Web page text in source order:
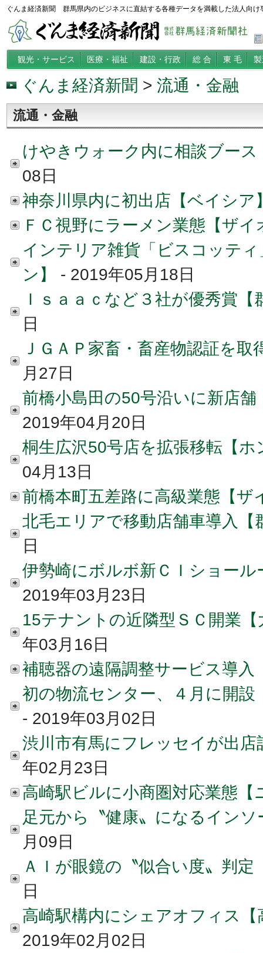
ぐんま経済新聞 群馬県内のビジネスに直結する各種データを満載した法人向け
観光・サービス 医療・福祉 建設・行政 総 合 東 毛
ぐんま経済新聞 > 流通・金融
流通・金融
けやきウォーク内に相談ブース
08日
神奈川県内に初出店【ベイシア
ＦＣ視野にラーメン業態【ザイ
インテリア雑貨「ビスコッテ
ン】
- 2019年05月18日
Ｉｓａａｃなど３社が優秀賞【
日
ＪＧＡＰ家畜・畜産物認証を取
月27日
前橋小島田の50号沿いに新店
2019年04月20日
桐生広沢50号店を拡張移転【
04月13日
前橋本町五差路に高級業態【ザ
北毛エリアで移動店舗車導入【
日
伊勢崎にボルボ新ＣＩショー
2019年03月23日
15テナントの近隣型ＳＣ開業
年03月16日
補聴器の遠隔調整サービス導入
初の物流センター、４月に開
- 2019年03月02日
渋川市有馬にフレッセイが出
年02月23日
高崎駅ビルに小商圏対応業態【
足元から〝健康〟になるインソ
月09日
ＡＩが眼鏡の〝似合い度〟判定
日
高崎駅構内にシェアオフィス
2019年02月02日